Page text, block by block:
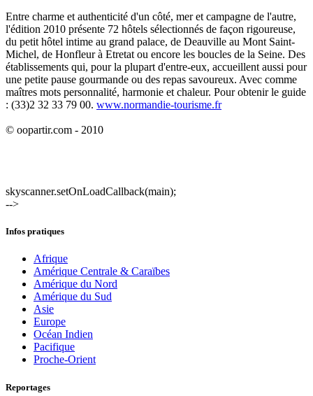
Entre charme et authenticité d'un côté, mer et campagne de l'autre,
l'édition 2010 présente 72 hôtels sélectionnés de façon rigoureuse,
du petit hôtel intime au grand palace, de Deauville au Mont Saint-
Michel, de Honfleur à Etretat ou encore les boucles de la Seine. Des
établissements qui, pour la plupart d'entre-eux, accueillent aussi pour
une petite pause gourmande ou des repas savoureux. Avec comme
maîtres mots personnalité, harmonie et chaleur. Pour obtenir le guide
: (33)2 32 33 79 00. www.normandie-tourisme.fr
© oopartir.com - 2010
skyscanner.setOnLoadCallback(main);
-->
Infos pratiques
Afrique
Amérique Centrale & Caraïbes
Amérique du Nord
Amérique du Sud
Asie
Europe
Océan Indien
Pacifique
Proche-Orient
Reportages